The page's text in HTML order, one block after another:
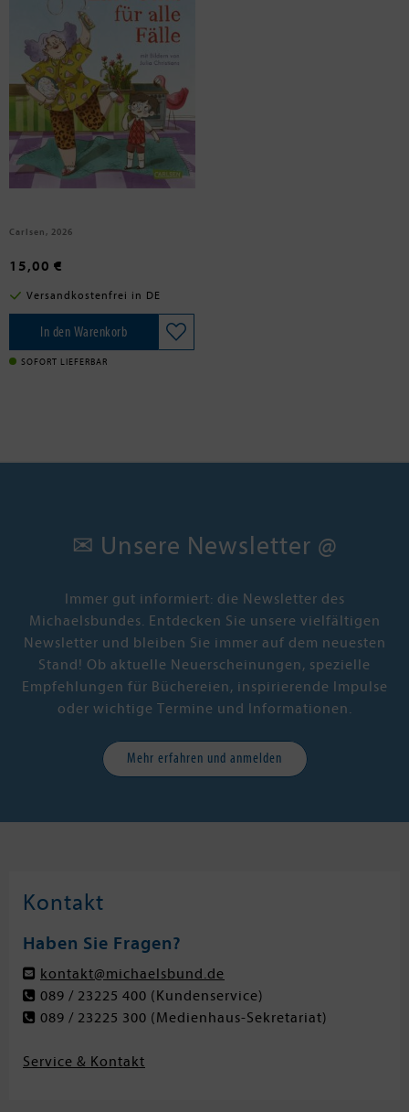
Wichmann, Christian
Eine Oma für alle Fälle
Carlsen, 2026
15,00 €
Versandkostenfrei in DE
In den Warenkorb
SOFORT LIEFERBAR
✉ Unsere Newsletter @
Immer gut informiert: die Newsletter des
Michaelsbundes. Entdecken Sie unsere vielfältigen
Newsletter und bleiben Sie immer auf dem neuesten
Stand! Ob aktuelle Neuerscheinungen, spezielle
Empfehlungen für Büchereien, inspirierende Impulse
oder wichtige Termine und Informationen.
Mehr erfahren und anmelden
Kontakt
Haben Sie Fragen?
kontakt@michaelsbund.de
089 / 23225 400 (Kundenservice)
089 / 23225 300 (Medienhaus-Sekretariat)
Service & Kontakt